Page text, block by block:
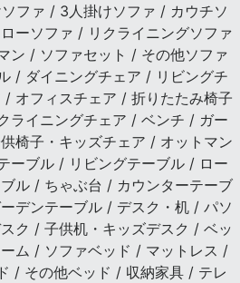
ファ / 3人掛けソファ / カウチソ
ーソファ / リクライニングソファ
ン / ソファセット / その他ソファ
/ ダイニングチェア / リビングチ
オフィスチェア / 折りたたみ椅子
ライニングチェア / ベンチ / ガー
椅子・キッズチェア / オットマン
ーブル / リビングテーブル / ロー
ル / ちゃぶ台 / カウンターテーブ
デンテーブル / デスク・机 / パソ
ク / 子供机・キッズデスク / ベッ
ム / ソファベッド / マットレス /
/ その他ベッド / 収納家具 / テレ